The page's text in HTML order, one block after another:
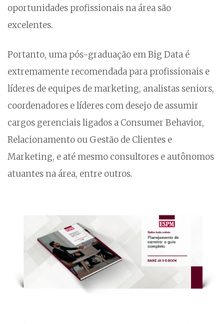
oportunidades profissionais na área são
excelentes.
Portanto, uma pós-graduação em Big Data é
extremamente recomendada para profissionais e
líderes de equipes de marketing, analistas seniors,
coordenadores e líderes com desejo de assumir
cargos gerenciais ligados a Consumer Behavior,
Relacionamento ou Gestão de Clientes e
Marketing, e até mesmo consultores e autônomos
atuantes na área, entre outros.